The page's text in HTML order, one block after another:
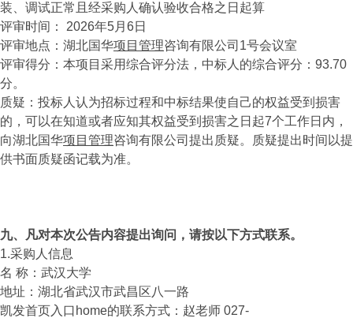
装、调试正常且经采购人确认验收合格之日起算
评审时间： 2026年5月6日
评审地点：湖北国华项目管理咨询有限公司1号会议室
评审得分：本项目采用综合评分法，中标人的综合评分：93.70
分。
质疑：投标人认为招标过程和中标结果使自己的权益受到损害
的，可以在知道或者应知其权益受到损害之日起7个工作日内，
向湖北国华项目管理咨询有限公司提出质疑。质疑提出时间以提
供书面质疑函记载为准。
九、凡对本次公告内容提出询问，请按以下方式联系。
1.采购人信息
名 称：武汉大学
地址：湖北省武汉市武昌区八一路
凯发首页入口home的联系方式：赵老师 027-